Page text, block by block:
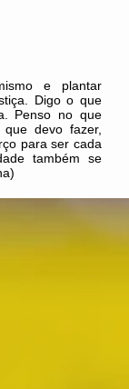
e plantar
Digo o que
Penso no que
devo fazer,
para ser cada
também se